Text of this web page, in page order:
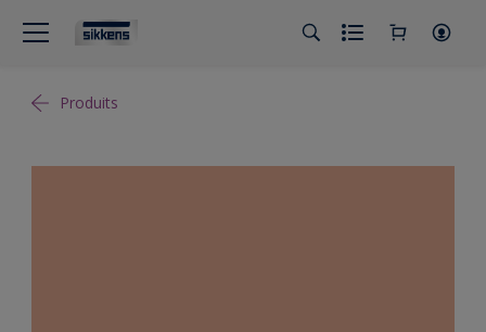
Produits